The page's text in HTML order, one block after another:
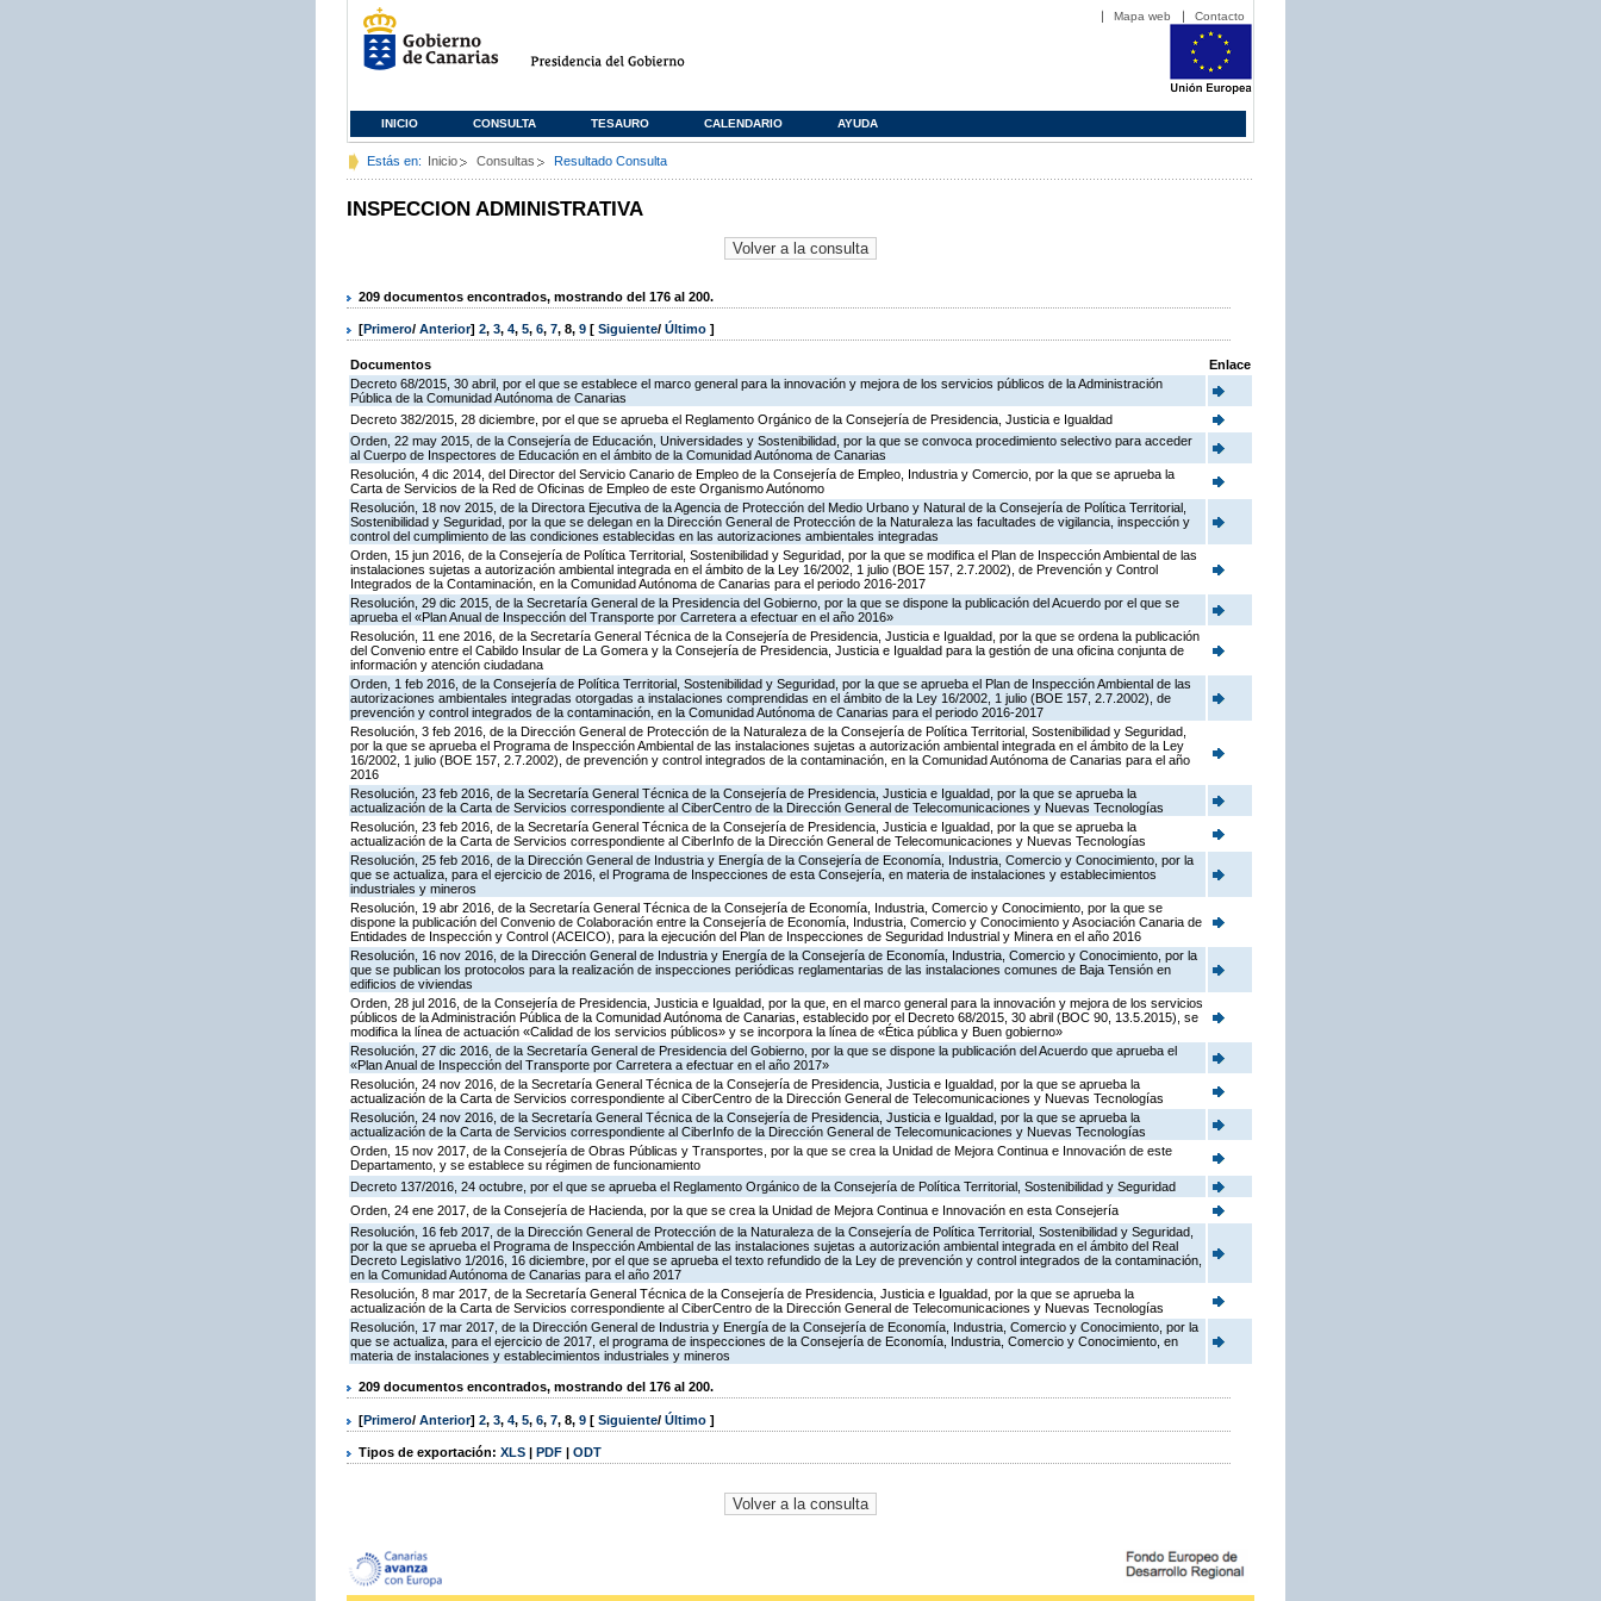
Mapa web Contacto
INICIO CONSULTA TESAURO CALENDARIO AYUDA
Estás en: Inicio Consultas Resultado Consulta
INSPECCION ADMINISTRATIVA
209 documentos encontrados, mostrando del 176 al 200.
[Primero/ Anterior] 2, 3, 4, 5, 6, 7, 8, 9 [ Siguiente/ Último ]
Documentos
Enlace
Decreto 68/2015, 30 abril, por el que se establece el marco general para la innovación y mejora de los servicios públicos de la Administración
Pública de la Comunidad Autónoma de Canarias
Decreto 382/2015, 28 diciembre, por el que se aprueba el Reglamento Orgánico de la Consejería de Presidencia, Justicia e Igualdad
Orden, 22 may 2015, de la Consejería de Educación, Universidades y Sostenibilidad, por la que se convoca procedimiento selectivo para acceder
al Cuerpo de Inspectores de Educación en el ámbito de la Comunidad Autónoma de Canarias
Resolución, 4 dic 2014, del Director del Servicio Canario de Empleo de la Consejería de Empleo, Industria y Comercio, por la que se aprueba la
Carta de Servicios de la Red de Oficinas de Empleo de este Organismo Autónomo
Resolución, 18 nov 2015, de la Directora Ejecutiva de la Agencia de Protección del Medio Urbano y Natural de la Consejería de Política Territorial,
Sostenibilidad y Seguridad, por la que se delegan en la Dirección General de Protección de la Naturaleza las facultades de vigilancia, inspección y
control del cumplimiento de las condiciones establecidas en las autorizaciones ambientales integradas
Orden, 15 jun 2016, de la Consejería de Política Territorial, Sostenibilidad y Seguridad, por la que se modifica el Plan de Inspección Ambiental de las
instalaciones sujetas a autorización ambiental integrada en el ámbito de la Ley 16/2002, 1 julio (BOE 157, 2.7.2002), de Prevención y Control
Integrados de la Contaminación, en la Comunidad Autónoma de Canarias para el periodo 2016-2017
Resolución, 29 dic 2015, de la Secretaría General de la Presidencia del Gobierno, por la que se dispone la publicación del Acuerdo por el que se
aprueba el «Plan Anual de Inspección del Transporte por Carretera a efectuar en el año 2016»
Resolución, 11 ene 2016, de la Secretaría General Técnica de la Consejería de Presidencia, Justicia e Igualdad, por la que se ordena la publicación
del Convenio entre el Cabildo Insular de La Gomera y la Consejería de Presidencia, Justicia e Igualdad para la gestión de una oficina conjunta de
información y atención ciudadana
Orden, 1 feb 2016, de la Consejería de Política Territorial, Sostenibilidad y Seguridad, por la que se aprueba el Plan de Inspección Ambiental de las
autorizaciones ambientales integradas otorgadas a instalaciones comprendidas en el ámbito de la Ley 16/2002, 1 julio (BOE 157, 2.7.2002), de
prevención y control integrados de la contaminación, en la Comunidad Autónoma de Canarias para el periodo 2016-2017
Resolución, 3 feb 2016, de la Dirección General de Protección de la Naturaleza de la Consejería de Política Territorial, Sostenibilidad y Seguridad,
por la que se aprueba el Programa de Inspección Ambiental de las instalaciones sujetas a autorización ambiental integrada en el ámbito de la Ley
16/2002, 1 julio (BOE 157, 2.7.2002), de prevención y control integrados de la contaminación, en la Comunidad Autónoma de Canarias para el año
2016
Resolución, 23 feb 2016, de la Secretaría General Técnica de la Consejería de Presidencia, Justicia e Igualdad, por la que se aprueba la
actualización de la Carta de Servicios correspondiente al CiberCentro de la Dirección General de Telecomunicaciones y Nuevas Tecnologías
Resolución, 23 feb 2016, de la Secretaría General Técnica de la Consejería de Presidencia, Justicia e Igualdad, por la que se aprueba la
actualización de la Carta de Servicios correspondiente al CiberInfo de la Dirección General de Telecomunicaciones y Nuevas Tecnologías
Resolución, 25 feb 2016, de la Dirección General de Industria y Energía de la Consejería de Economía, Industria, Comercio y Conocimiento, por la
que se actualiza, para el ejercicio de 2016, el Programa de Inspecciones de esta Consejería, en materia de instalaciones y establecimientos
industriales y mineros
Resolución, 19 abr 2016, de la Secretaría General Técnica de la Consejería de Economía, Industria, Comercio y Conocimiento, por la que se
dispone la publicación del Convenio de Colaboración entre la Consejería de Economía, Industria, Comercio y Conocimiento y Asociación Canaria de
Entidades de Inspección y Control (ACEICO), para la ejecución del Plan de Inspecciones de Seguridad Industrial y Minera en el año 2016
Resolución, 16 nov 2016, de la Dirección General de Industria y Energía de la Consejería de Economía, Industria, Comercio y Conocimiento, por la
que se publican los protocolos para la realización de inspecciones periódicas reglamentarias de las instalaciones comunes de Baja Tensión en
edificios de viviendas
Orden, 28 jul 2016, de la Consejería de Presidencia, Justicia e Igualdad, por la que, en el marco general para la innovación y mejora de los servicios
públicos de la Administración Pública de la Comunidad Autónoma de Canarias, establecido por el Decreto 68/2015, 30 abril (BOC 90, 13.5.2015), se
modifica la línea de actuación «Calidad de los servicios públicos» y se incorpora la línea de «Ética pública y Buen gobierno»
Resolución, 27 dic 2016, de la Secretaría General de Presidencia del Gobierno, por la que se dispone la publicación del Acuerdo que aprueba el
«Plan Anual de Inspección del Transporte por Carretera a efectuar en el año 2017»
Resolución, 24 nov 2016, de la Secretaría General Técnica de la Consejería de Presidencia, Justicia e Igualdad, por la que se aprueba la
actualización de la Carta de Servicios correspondiente al CiberCentro de la Dirección General de Telecomunicaciones y Nuevas Tecnologías
Resolución, 24 nov 2016, de la Secretaría General Técnica de la Consejería de Presidencia, Justicia e Igualdad, por la que se aprueba la
actualización de la Carta de Servicios correspondiente al CiberInfo de la Dirección General de Telecomunicaciones y Nuevas Tecnologías
Orden, 15 nov 2017, de la Consejería de Obras Públicas y Transportes, por la que se crea la Unidad de Mejora Continua e Innovación de este
Departamento, y se establece su régimen de funcionamiento
Decreto 137/2016, 24 octubre, por el que se aprueba el Reglamento Orgánico de la Consejería de Política Territorial, Sostenibilidad y Seguridad
Orden, 24 ene 2017, de la Consejería de Hacienda, por la que se crea la Unidad de Mejora Continua e Innovación en esta Consejería
Resolución, 16 feb 2017, de la Dirección General de Protección de la Naturaleza de la Consejería de Política Territorial, Sostenibilidad y Seguridad,
por la que se aprueba el Programa de Inspección Ambiental de las instalaciones sujetas a autorización ambiental integrada en el ámbito del Real
Decreto Legislativo 1/2016, 16 diciembre, por el que se aprueba el texto refundido de la Ley de prevención y control integrados de la contaminación,
en la Comunidad Autónoma de Canarias para el año 2017
Resolución, 8 mar 2017, de la Secretaría General Técnica de la Consejería de Presidencia, Justicia e Igualdad, por la que se aprueba la
actualización de la Carta de Servicios correspondiente al CiberCentro de la Dirección General de Telecomunicaciones y Nuevas Tecnologías
Resolución, 17 mar 2017, de la Dirección General de Industria y Energía de la Consejería de Economía, Industria, Comercio y Conocimiento, por la
que se actualiza, para el ejercicio de 2017, el programa de inspecciones de la Consejería de Economía, Industria, Comercio y Conocimiento, en
materia de instalaciones y establecimientos industriales y mineros
209 documentos encontrados, mostrando del 176 al 200.
[Primero/ Anterior] 2, 3, 4, 5, 6, 7, 8, 9 [ Siguiente/ Último ]
Tipos de exportación: XLS | PDF | ODT